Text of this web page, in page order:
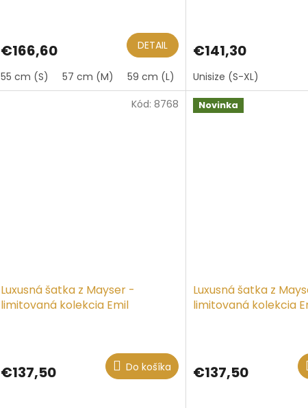
€166,60 DETAIL
55 cm (S) 57 cm (M) 59 cm (L)
€141,30
Unisize (S-XL)
Luxusná šatka z Mayser -
limitovaná kolekcia Emil
€137,50 Do košíka
Kód: 8768 Novinka
Luxusná šatka z
limitovaná kolekcia
€137,50